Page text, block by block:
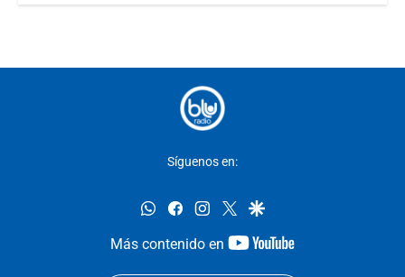
Síguenos en:
whatsappfacebookinstagram
twittergoogle
Más contenido en
youtube-